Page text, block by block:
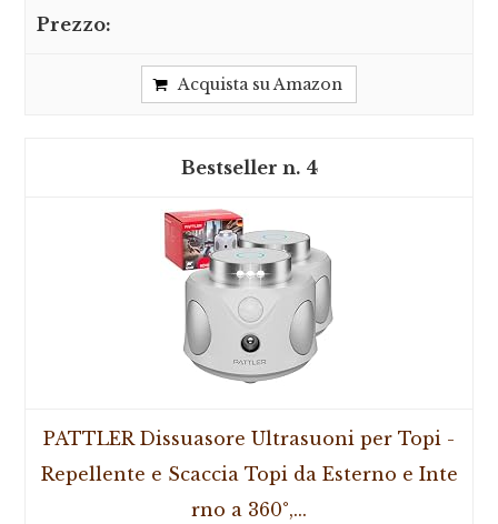
Acquista su Amazon
4
PATTLER Dissuasore Ultrasuoni per Topi -
Repellente e Scaccia Topi da Esterno e Inte
rno a 360°,...